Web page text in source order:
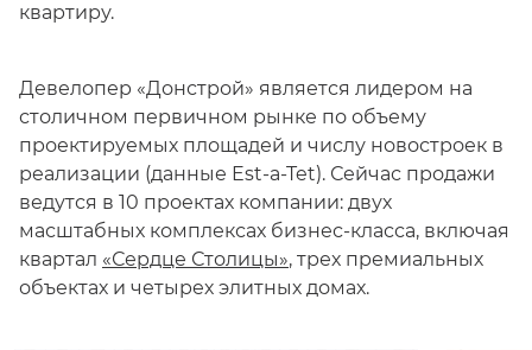
квартиру.
Девелопер «Донстрой» является лидером на
столичном первичном рынке по объему
проектируемых площадей и числу новостроек в
реализации (данные Est-a-Tet). Сейчас продажи
ведутся в 10 проектах компании: двух
масштабных комплексах бизнес-класса, включая
квартал «Сердце Столицы», трех премиальных
объектах и четырех элитных домах.